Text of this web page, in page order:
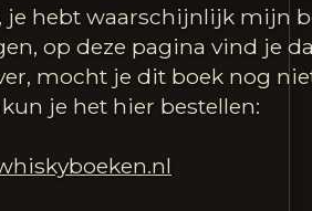
je hebt waarschijnlijk mijn
op deze pagina vind je
mocht je dit boek nog
je het hier bestellen: